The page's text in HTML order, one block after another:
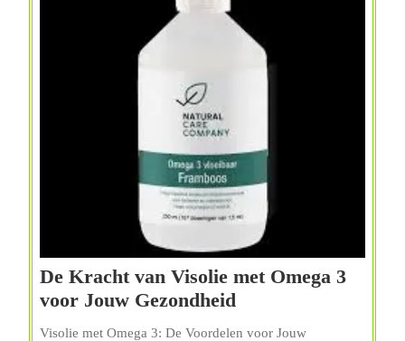
De Kracht van Visolie met Omega 3
voor Jouw Gezondheid
Kracht
Visolie met Omega 3: De Voordelen voor Jouw